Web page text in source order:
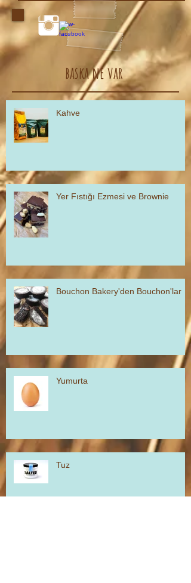
baska ne var
Kahve
Yer Fıstığı Ezmesi ve Brownie
Bouchon Bakery'den Bouchon'lar
Yumurta
Tuz